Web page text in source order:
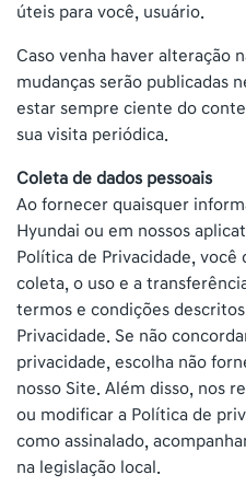
úteis para você, usuário.
Caso venha haver alteração
mudanças serão publicadas
estar sempre ciente do
sua visita periódica.
Coleta de dados pessoais
Ao fornecer quaisquer
Hyundai ou em nossos
Política de Privacidade,
coleta, o uso e a
termos e condições
Privacidade. Se não
privacidade, escolha não
nosso Site. Além disso, nos
ou modificar a Política de
como assinalado,
na legislação local.